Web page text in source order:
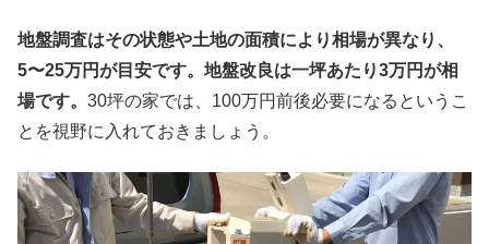
地盤調査はその状態や土地の面積により相場が異なり、
5〜25万円が目安です。地盤改良は一坪あたり3万円が相
場です。 30坪の家では、100万円前後必要になるというこ
とを視野に入れておきましょう。